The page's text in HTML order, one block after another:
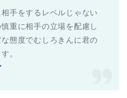
手をするレベルじゃない
重に相手の立場を配慮し
態度でむしろきんに君の
。